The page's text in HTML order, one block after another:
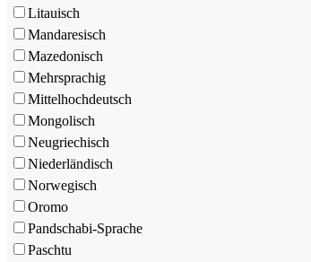
Litauisch
Mandaresisch
Mazedonisch
Mehrsprachig
Mittelhochdeutsch
Mongolisch
Neugriechisch
Niederländisch
Norwegisch
Oromo
Pandschabi-Sprache
Paschtu